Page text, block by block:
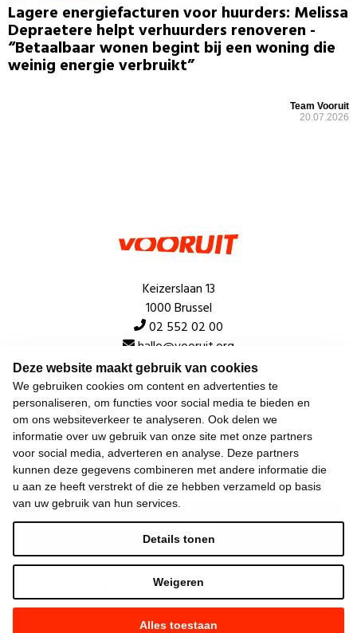
Deze website maakt gebruik van cookies
We gebruiken cookies om content en advertenties te
personaliseren, om functies voor social media te bieden en
om ons websiteverkeer te analyseren. Ook delen we
informatie over uw gebruik van onze site met onze partners
voor social media, adverteren en analyse. Deze partners
kunnen deze gegevens combineren met andere informatie die
u aan ze heeft verstrekt of die ze hebben verzameld op basis
van uw gebruik van hun services.
Alles toestaan
Weigeren
Details tonen
Lagere energiefacturen voor huurders: Melissa
Depraetere helpt verhuurders renoveren -
“Betaalbaar wonen begint bij een woning die
weinig energie verbruikt”
Team Vooruit
20.07.2026
Keizerslaan 13
1000 Brussel
02 552 02 00
hallo@vooruit.org
Snel
Over de beweging
Algemeen
Laatste nieuws